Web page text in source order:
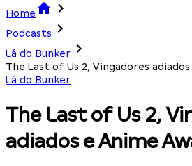
Home
Podcasts
Lá do Bunker
The Last of Us 2, Vingadores
Lá do Bunker
The Last of Us 2,
adiados e Anime